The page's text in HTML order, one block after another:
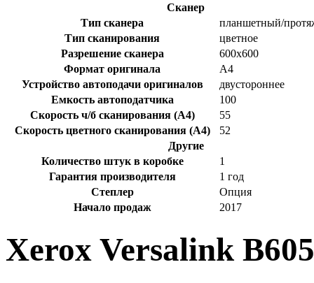
Сканер
Тип сканера
планшетный/
Тип сканирования
цветное
Разрешение сканера
600x600
Формат оригинала
А4
Устройство автоподачи оригиналов
двустороннее
Емкость автоподатчика
100
Скорость ч/б сканирования (A4)
55
Скорость цветного сканирования (A4)
52
Другие
Количество штук в коробке
1
Гарантия производителя
1 год
Степлер
Опция
Начало продаж
2017
Xerox Versalink